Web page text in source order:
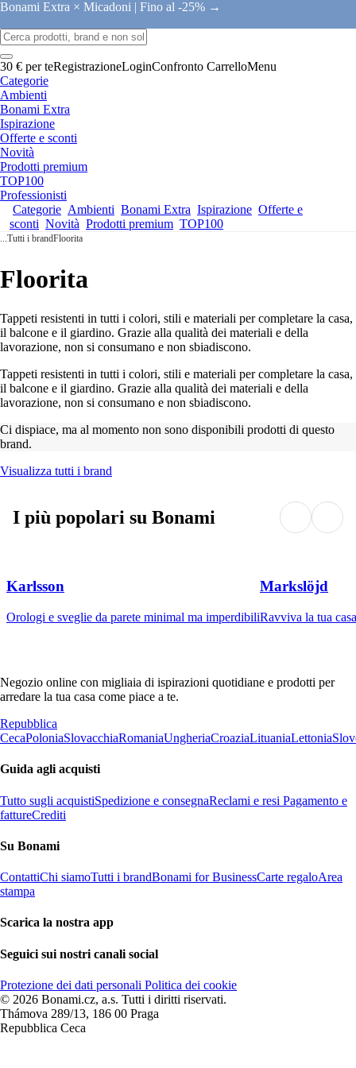
Bonami Extra × Micadoni | Fino al -25% →
30 € per teRegistrazioneLoginConfronto CarrelloMenu
Categorie
Ambienti
Bonami Extra
Ispirazione
Offerte e sconti
Novità
Prodotti premium
TOP100
Professionisti
Categorie Ambienti Bonami Extra Ispirazione Offerte e
sconti Novità Prodotti premium TOP100
...Tutti i brandFloorita
Floorita
Tappeti resistenti in tutti i colori, stili e materiali per completare la casa,
il balcone e il giardino. Grazie alla qualità dei materiali e della
lavorazione, non si consumano e non sbiadiscono.
Tappeti resistenti in tutti i colori, stili e materiali per completare la casa,
il balcone e il giardino. Grazie alla qualità dei materiali e della
lavorazione, non si consumano e non sbiadiscono.
Ci dispiace, ma al momento non sono disponibili prodotti di questo
brand.
Visualizza tutti i brand
I più popolari su Bonami
Karlsson
Orologi e sveglie da parete minimal ma imperdibili
Markslöjd
Ravviva la tua
Negozio online con migliaia di ispirazioni quotidiane e prodotti per
arredare la tua casa come piace a te.
Repubblica
CecaPoloniaSlovacchiaRomaniaUngheriaCroaziaLituaniaLettonia
Guida agli acquisti
Tutto sugli acquistiSpedizione e consegnaReclami e resi Pagamento e
fattureCrediti
Su Bonami
ContattiChi siamoTutti i brandBonami for BusinessCarte regaloArea
stampa
Scarica la nostra app
Seguici sui nostri canali social
Protezione dei dati personali Politica dei cookie
© 2026 Bonami.cz, a.s. Tutti i diritti riservati.
Thámova 289/13, 186 00 Praga
Repubblica Ceca